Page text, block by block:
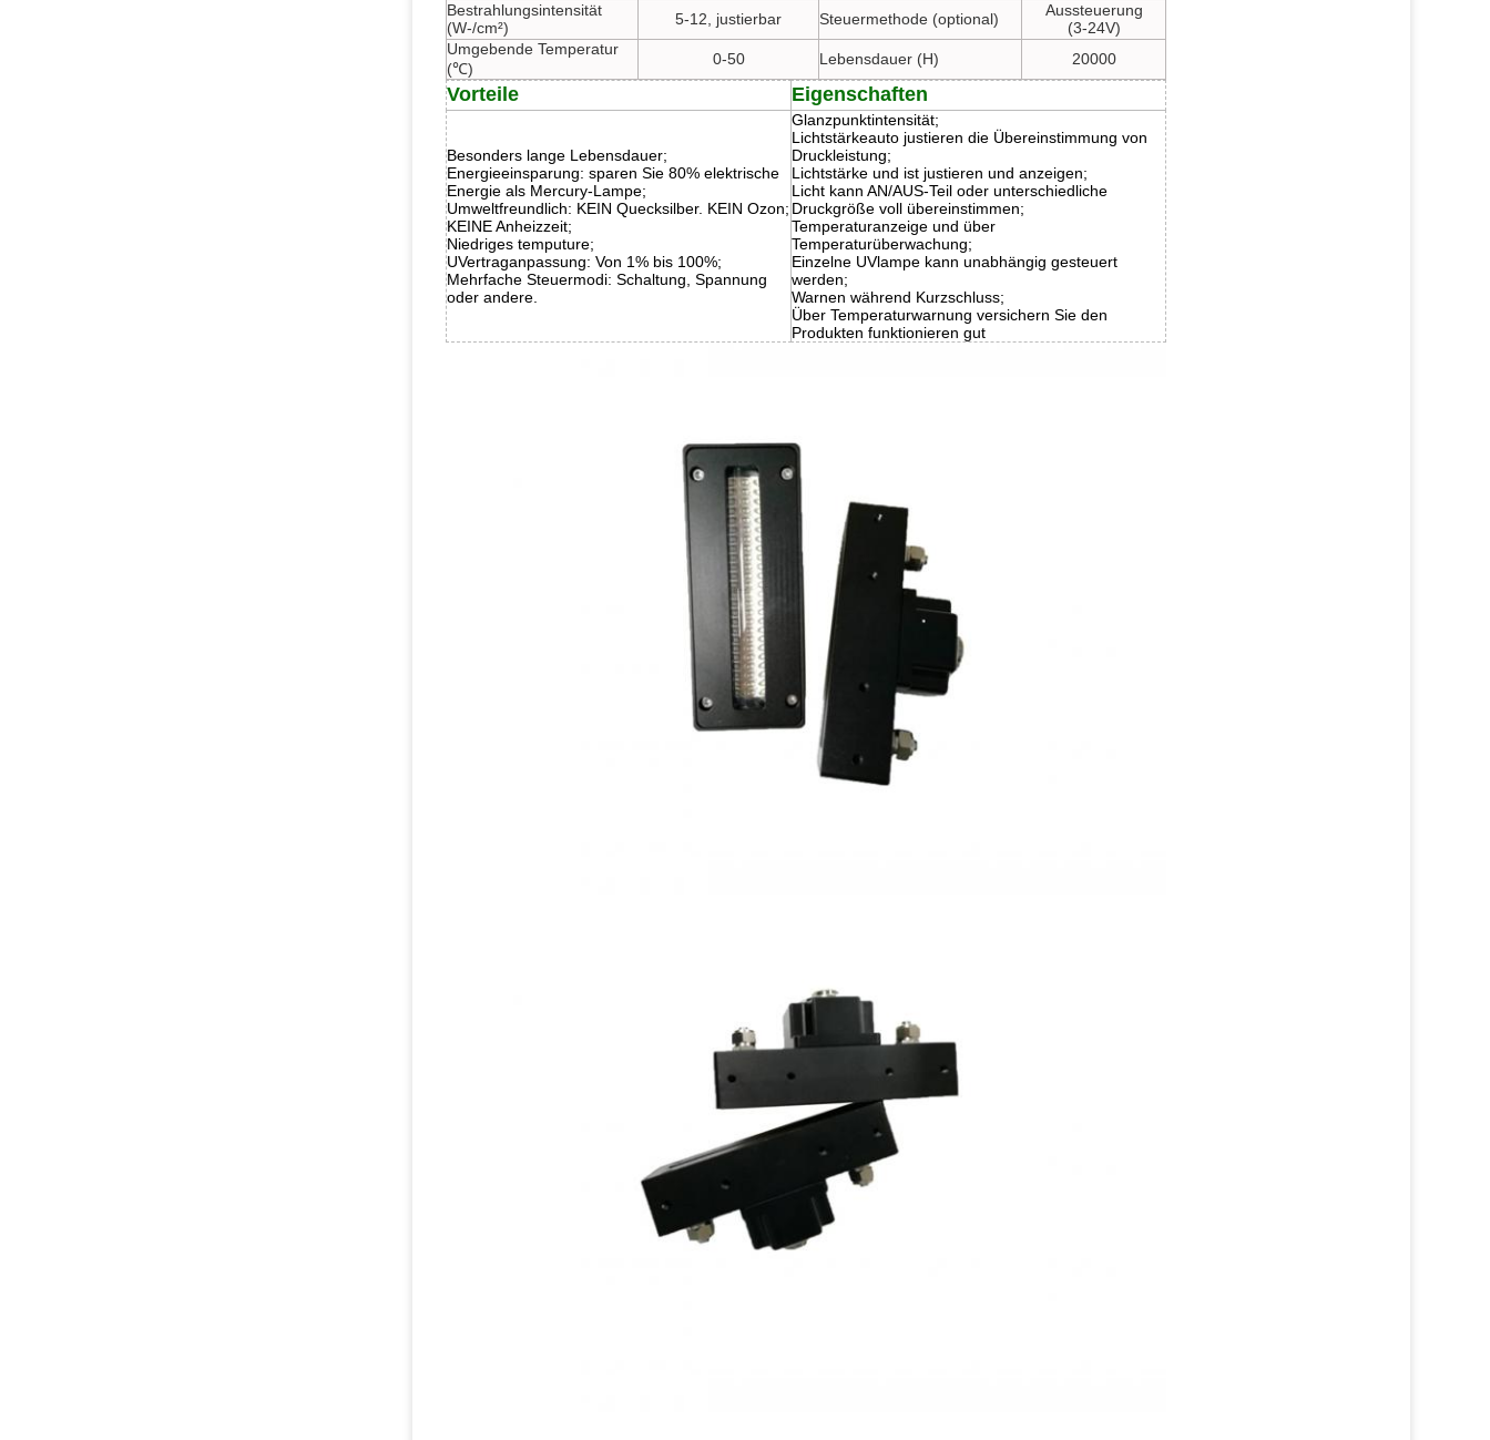
Bestrahlungsintensität
(W-/cm²)
5-12, justierbar Steuermethode (optional)
Aussteuerung
(3-24V)
Umgebende Temperatur
(℃)
0-50 Lebensdauer (H) 20000
Vorteile Eigenschaften
Besonders lange Lebensdauer;
Energieeinsparung: sparen Sie 80% elektrische
Energie als Mercury-Lampe;
Umweltfreundlich: KEIN Quecksilber. KEIN Ozon;
KEINE Anheizzeit;
Niedriges temputure;
UVertraganpassung: Von 1% bis 100%;
Mehrfache Steuermodi: Schaltung, Spannung
oder andere.
Glanzpunktintensität;
Lichtstärkeauto justieren die Übereinstimmung von
Druckleistung;
Lichtstärke und ist justieren und anzeigen;
Licht kann AN/AUS-Teil oder unterschiedliche
Druckgröße voll übereinstimmen;
Temperaturanzeige und über
Temperaturüberwachung;
Einzelne UVlampe kann unabhängig gesteuert
werden;
Warnen während Kurzschluss;
Über Temperaturwarnung versichern Sie den
Produkten funktionieren gut